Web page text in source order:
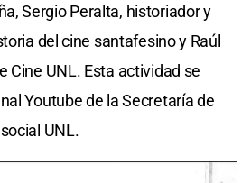
Sergio Peralta, historiador y
del cine santafesino y Raúl
Cine UNL. Esta actividad se
Youtube de la Secretaría de
UNL.